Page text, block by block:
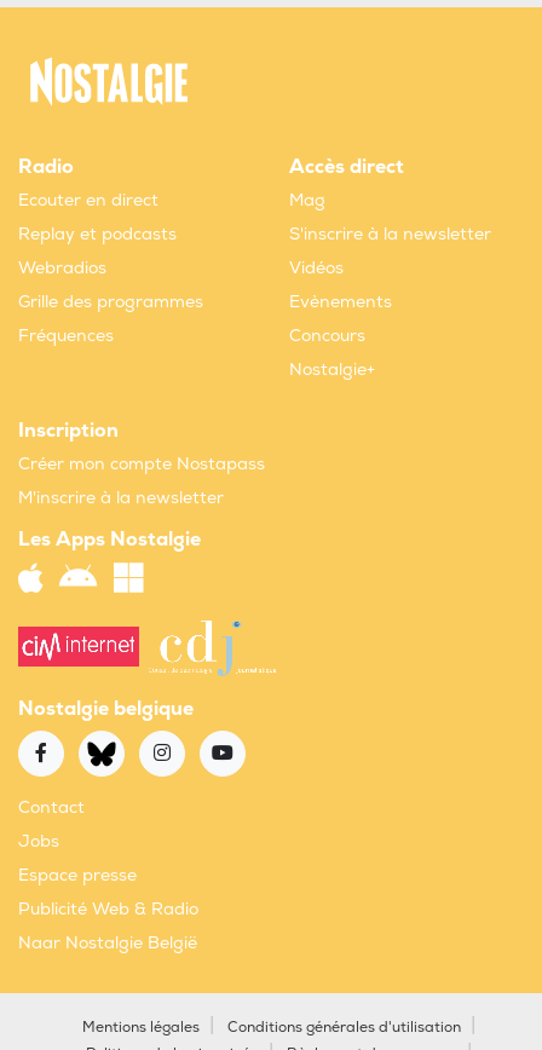
Radio
Ecouter en direct
Replay et podcasts
Webradios
Grille des programmes
Fréquences
Accès direct
Mag
S'inscrire à la newsletter
Vidéos
Evènements
Concours
Nostalgie+
Inscription
Créer mon compte Nostapass
M'inscrire à la newsletter
Les Apps Nostalgie
Nostalgie belgique
Contact
Jobs
Espace presse
Publicité Web & Radio
Naar Nostalgie België
Mentions légales
Conditions générales d'utilisation